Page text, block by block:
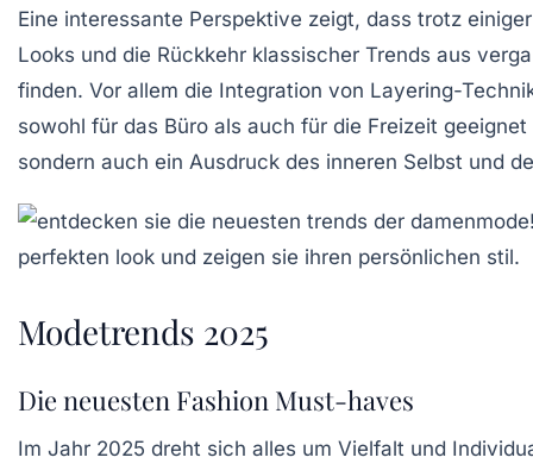
Eine interessante Perspektive zeigt, dass trotz
Looks und die Rückkehr klassischer Trends aus
finden. Vor allem die Integration von Layering-
sowohl für das Büro als auch für die Freizeit
sondern auch ein Ausdruck des inneren Selbst und
Modetrends 2025
Die neuesten Fashion Must-haves
Im Jahr 2025 dreht sich alles um Vielfalt und